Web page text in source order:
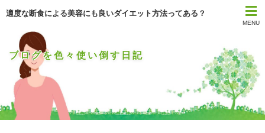
適度な断食による美容にも良いダイエット方法ってある？
MENU
ブログを色々使い倒す日記